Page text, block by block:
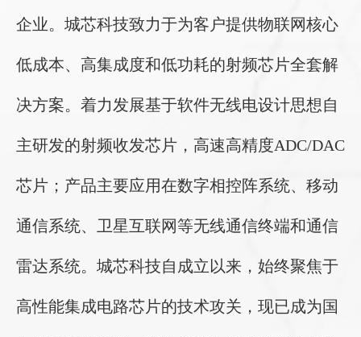
企业。城芯科技致力于为客户提供物联网核心
低成本、高集成度和低功耗的射频芯片全套解
决方案。着力发展基于软件无线电设计思想自
主研发的射频收发芯片，高速高精度ADC/DAC
芯片；产品主要应用在数字相控阵系统、移动
通信系统、卫星互联网等无线通信终端和通信
雷达系统。城芯科技自成立以来，始终聚焦于
高性能集成电路芯片的技术攻关，现已成为国